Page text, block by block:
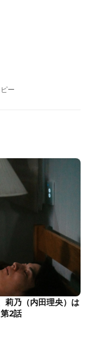
ー
莉乃（内田理央）は
2話